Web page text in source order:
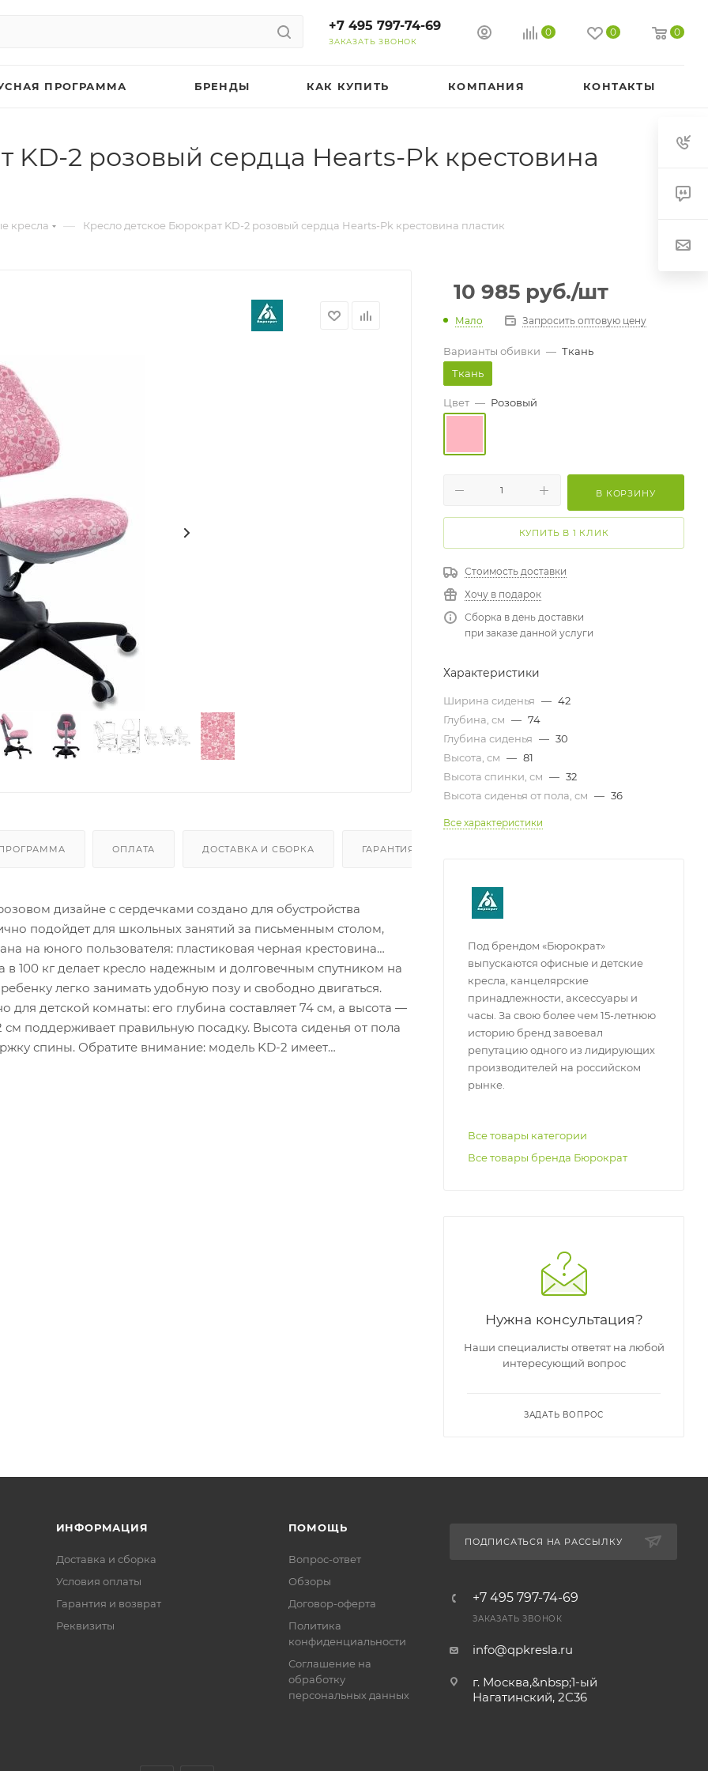
+7 495 797-74-69
ЗАКАЗАТЬ ЗВОНОК
0 0 0
ПРОГРАММА БРЕНДЫ КАК КУПИТЬ КОМПАНИЯ КОНТАКТЫ
KD-2 розовый сердца Hearts-Pk крестовина
кресла — Кресло детское Бюрократ KD-2 розовый сердца Hearts-Pk крестовина пластик
ОПЛАТА ДОСТАВКА И СБОРКА ГАРАНТИЯ И ВОЗВРАТ
дизайне с сердечками создано для обустройства
подойдет для школьных занятий за письменным столом,
на юного пользователя: пластиковая черная крестовина
в 100 кг делает кресло надежным и долговечным спутником на
легко занимать удобную позу и свободно двигаться.
детской комнаты: его глубина составляет 74 см, а высота —
поддерживает правильную посадку. Высота сиденья от пола
спины. Обратите внимание: модель KD-2 имеет
10 985 руб./шт
Мало Запросить оптовую цену
Варианты обивки — Ткань
Ткань
Цвет — Розовый
В КОРЗИНУ
КУПИТЬ В 1 КЛИК
Стоимость доставки
Хочу в подарок
Сборка в день доставки
при заказе данной услуги
Характеристики
Ширина сиденья — 42
Глубина, см — 74
Глубина сиденья — 30
Высота, см — 81
Высота спинки, см — 32
Высота сиденья от пола, см — 36
Все характеристики
Под брендом «Бюрократ»
выпускаются офисные и детские
кресла, канцелярские
принадлежности, аксессуары и
часы. За свою более чем 15-летнюю
историю бренд завоевал
репутацию одного из лидирующих
производителей на российском
рынке.
Все товары категории
Все товары бренда Бюрократ
Нужна консультация?
Наши специалисты ответят на любой
интересующий вопрос
ЗАДАТЬ ВОПРОС
ИНФОРМАЦИЯ
Доставка и сборка
Условия оплаты
Гарантия и возврат
Реквизиты
ПОМОЩЬ
Вопрос-ответ
Обзоры
Договор-оферта
Политика
конфиденциальности
Соглашение на
обработку
персональных данных
ПОДПИСАТЬСЯ НА РАССЫЛКУ
+7 495 797-74-69
ЗАКАЗАТЬ ЗВОНОК
info@qpkresla.ru
г. Москва,&nbsp;1-ый
Нагатинский, 2C36